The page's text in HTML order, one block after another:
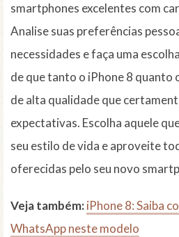
smartphones excelentes com
Analise suas preferências
necessidades e faça uma
de que tanto o iPhone 8 quanto
de alta qualidade que
expectativas. Escolha aquele
seu estilo de vida e aproveite
oferecidas pelo seu novo
Veja também:iPhone 8: Saiba
WhatsApp neste modelo